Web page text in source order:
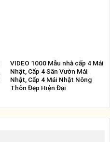
VIDEO 1000 Mẫu nhà cấp 4 Mái
Nhật, Cấp 4 Sân Vườn Mái
Nhật, Cấp 4 Mái Nhật Nông
Thôn Đẹp Hiện Đại